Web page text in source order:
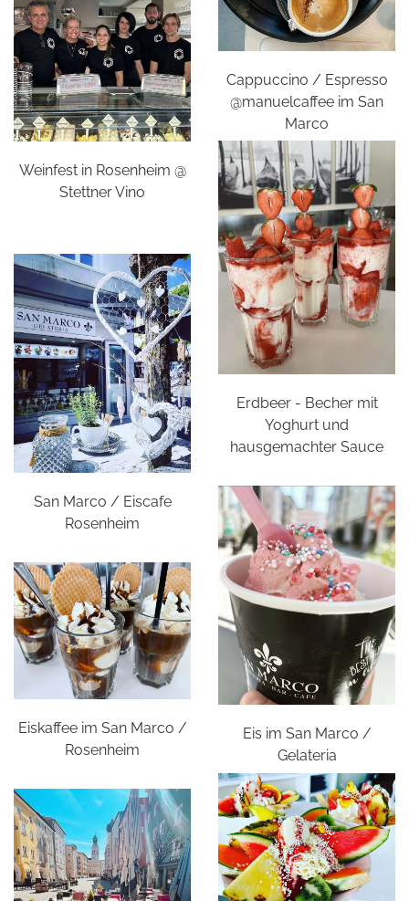
Cappuccino / Espresso
@manuelcaffee im San
Marco
Weinfest in Rosenheim @
Stettner Vino
Erdbeer - Becher mit
Yoghurt und
hausgemachter Sauce
San Marco / Eiscafe
Rosenheim
Eis im San Marco /
Gelateria
Eiskaffee im San Marco /
Rosenheim